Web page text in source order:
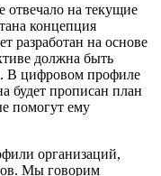
отвечало на текущие
концепция
разработан на основе
должна быть
В цифровом профиле
будет прописан план
помогут ему
организаций,
Мы говорим